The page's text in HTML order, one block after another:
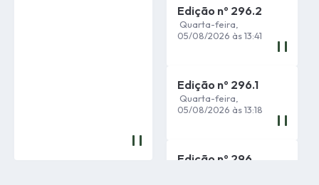
Edição nº 296.2
Quarta-feira
05/08/2026
13:41
Edição nº 296.1
Quarta-feira
05/08/2026
13:18
Edição nº 296